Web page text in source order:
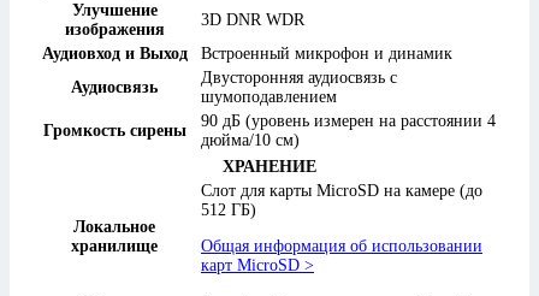
Улучшение
изображения
3D DNR WDR
Аудиовход и Выход
Встроенный микрофон и динамик
Аудиосвязь
Двусторонняя аудиосвязь с
шумоподавлением
Громкость сирены
90 дБ (уровень измерен на расстоянии 4
дюйма/10 см)
ХРАНЕНИЕ
Локальное
хранилище
Слот для карты MicroSD на камере (до
512 ГБ)
Общая информация об использовании
карт MicroSD >